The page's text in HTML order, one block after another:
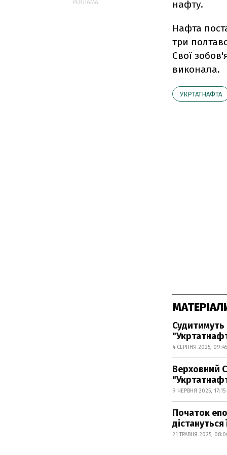
нафту.
Нафта
три
Свої
виконала.
УКРТАТНАФТА
Судитимуть
4 СЕРПНЯ 2025, 09:45
Верховний
9 ЧЕРВНЯ 2025, 17:15
Початок
дістануться
21 ТРАВНЯ 2025,
РЕКЛАМА: